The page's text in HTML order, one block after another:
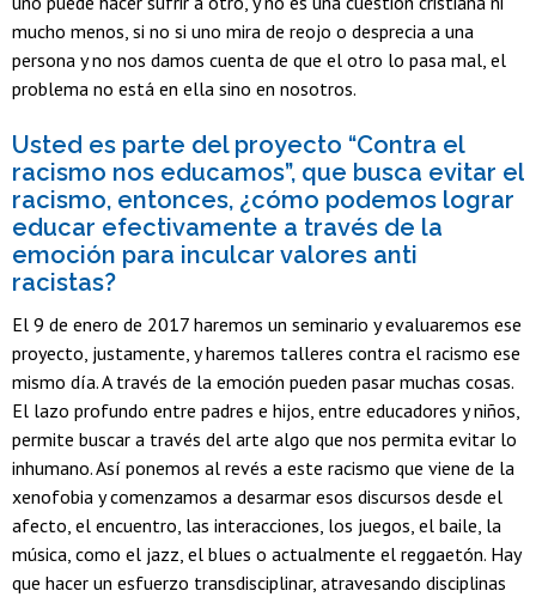
mucho menos, si no si uno mira de reojo o desprecia a una
persona y no nos damos cuenta de que el otro lo pasa mal, el
problema no está en ella sino en nosotros.
Usted es parte del proyecto “Contra el
racismo nos educamos”, que busca evitar el
racismo, entonces, ¿cómo podemos lograr
educar efectivamente a través de la
emoción para inculcar valores anti
racistas?
El 9 de enero de 2017 haremos un seminario y evaluaremos ese
proyecto, justamente, y haremos talleres contra el racismo ese
mismo día. A través de la emoción pueden pasar muchas cosas.
El lazo profundo entre padres e hijos, entre educadores y niños,
permite buscar a través del arte algo que nos permita evitar lo
inhumano. Así ponemos al revés a este racismo que viene de la
xenofobia y comenzamos a desarmar esos discursos desde el
afecto, el encuentro, las interacciones, los juegos, el baile, la
música, como el jazz, el blues o actualmente el reggaetón. Hay
que hacer un esfuerzo transdisciplinar, atravesando disciplinas